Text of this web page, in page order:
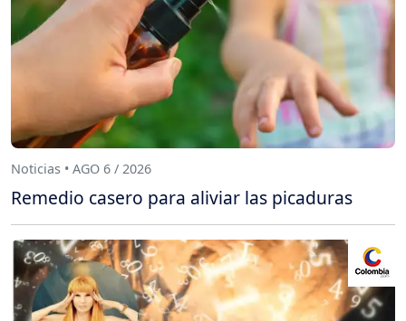
Noticias • AGO 6 / 2026
Remedio casero para aliviar las picaduras